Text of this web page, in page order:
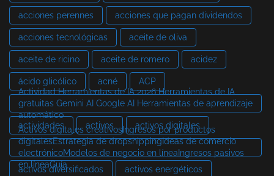
acciones perennes acciones que pagan dividendos
acciones tecnológicas aceite de oliva
aceite de ricino aceite de romero acidez
ácido glicólico acné
ACP
Actividad Herramientas de IA 2026 Herramientas de IA
gratuitas Gemini AI Google AI Herramientas de aprendizaje
automático
actividades
activos activos digitales
Activos digitales creativosIngresos por productos
digitalesEstrategia de dropshippingIdeas de comercio
electrónicoModelos de negocio en líneaIngresos pasivos
en líneaGuía
activos diversificados activos energéticos